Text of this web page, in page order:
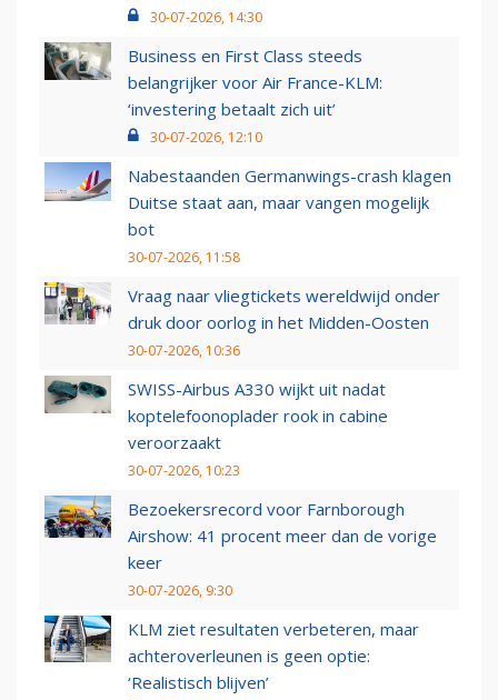
30-07-2026, 14:30
Business en First Class steeds
belangrijker voor Air France-KLM:
‘investering betaalt zich uit’
30-07-2026, 12:10
Nabestaanden Germanwings-crash klagen
Duitse staat aan, maar vangen mogelijk
bot
30-07-2026, 11:58
Vraag naar vliegtickets wereldwijd onder
druk door oorlog in het Midden-Oosten
30-07-2026, 10:36
SWISS-Airbus A330 wijkt uit nadat
koptelefoonoplader rook in cabine
veroorzaakt
30-07-2026, 10:23
Bezoekersrecord voor Farnborough
Airshow: 41 procent meer dan de vorige
keer
30-07-2026, 9:30
KLM ziet resultaten verbeteren, maar
achteroverleunen is geen optie:
‘Realistisch blijven’